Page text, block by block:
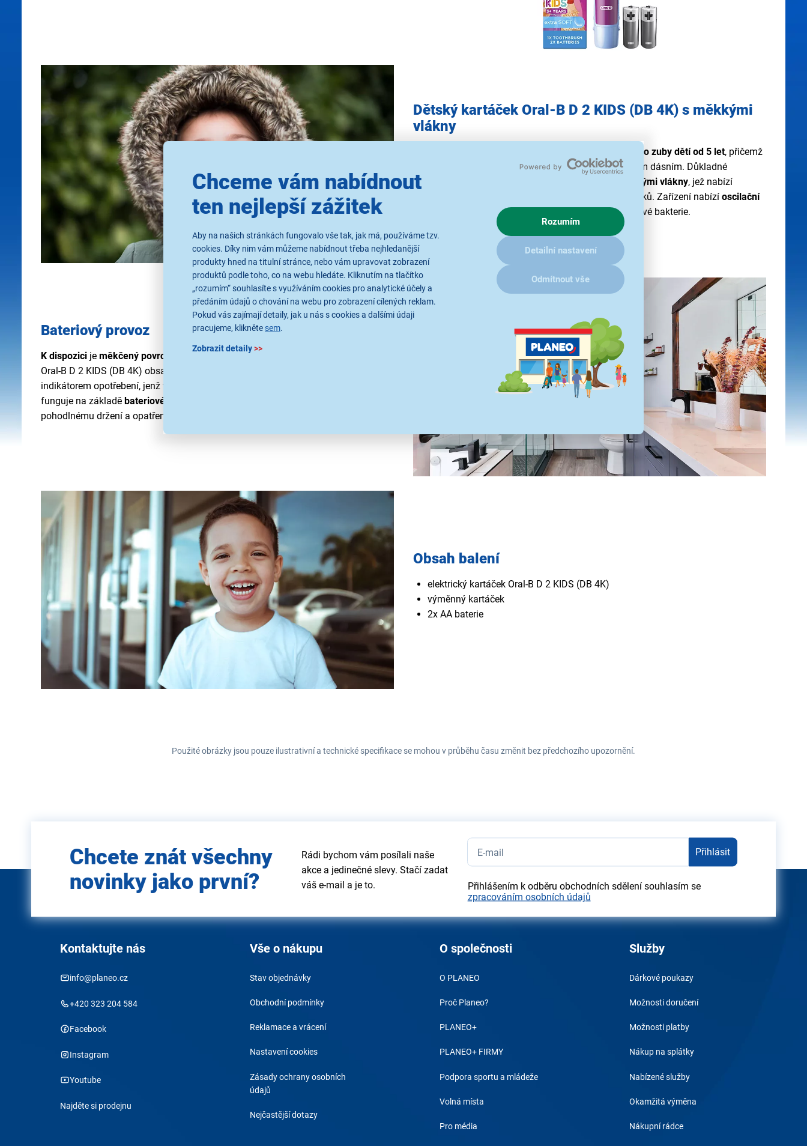
Chceme vám nabídnout
ten nejlepší zážitek
Aby na našich stránkách fungovalo vše tak, jak má, používáme tzv.
cookies. Díky nim vám můžeme nabídnout třeba nejhledanější
produkty hned na titulní stránce, nebo vám upravovat zobrazení
produktů podle toho, co na webu hledáte. Kliknutím na tlačítko
„rozumím“ souhlasíte s využíváním cookies pro analytické účely a
předáním údajů o chování na webu pro zobrazení cílených reklam.
Pokud vás zajímají detaily, jak u nás s cookies a dalšími údaji
pracujeme, klikněte sem.
Zobrazit detaily>>
Rozumím
Detailní nastavení
Odmítnout vše
Dětský kartáček Oral-B D 2 KIDS (DB 4K) s měkkými
vlákny
péči o zuby dětí od 5 let, přičemž
předchází tvorbě zubního kazu a napomáhá zdravějším dásním. Důkladné
vyčištění je výsledkem
kulaté kartáčové hlavy s měkkými vlákny, jež nabízí
mnohem účinnější používání než u manuálních kartáčků. Zařízení nabízí oscilační
systém s 9 600 kmity/min
, které skvěle odstraní škodlivé bakterie.
Bateriový provoz
K dispozici je měkčený povrch kartáčku
, který se postará i o citlivé zuby a dásně.
Oral-B D 2 KIDS (DB 4K) obsahuje
indikátorem opotřebení, jenž vás upozorní na jeho potřebnou výměnu. Zařízení
funguje na základě bateriového provoz s 2x AA bateriemi
pohodlnému držení a opatřen dětským motivem.
Obsah balení
elektrický kartáček Oral-B D 2 KIDS (DB 4K)
výměnný kartáček
2x AA baterie
Použité obrázky jsou pouze ilustrativní a technické specifikace se mohou v průběhu času změnit bez předchozího upozornění.
e-mail
Chcete znát všechny
novinky jako první?
Rádi bychom vám posílali naše
akce a jedinečné slevy. Stačí zadat
váš e-mail a je to.
Přihlásit
Přihlášením k odběru obchodních sdělení souhlasím se
zpracováním osobních údajů
Kontaktujte nás
info@planeo.cz
+420 323 204 584
Facebook
Instagram
Youtube
Najděte si prodejnu
Vše o nákupu
Stav objednávky
Obchodní podmínky
Reklamace a vrácení
Nastavení cookies
Zásady ochrany osobních
údajů
Nejčastější dotazy
O společnosti
O PLANEO
Proč Planeo?
PLANEO+
PLANEO+ FIRMY
Podpora sportu a mládeže
Volná místa
Pro média
Služby
Dárkové poukazy
Možnosti doručení
Možnosti platby
Nákup na splátky
Nabízené služby
Okamžitá výměna
Nákupní rádce